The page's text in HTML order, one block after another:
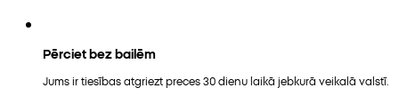
Pērciet bez bailēm
Jums ir tiesības atgriezt preces 30 dienu laikā jebkurā veikalā valstī.